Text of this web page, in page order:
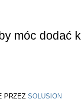
móc dodać
PRZEZ SOLUSION